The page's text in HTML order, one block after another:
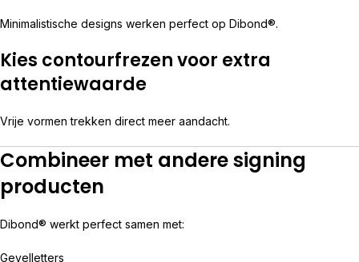
Minimalistische designs werken perfect op Dibond®.
Kies contourfrezen voor extra
attentiewaarde
Vrije vormen trekken direct meer aandacht.
Combineer met andere signing
producten
Dibond® werkt perfect samen met:
Gevelletters